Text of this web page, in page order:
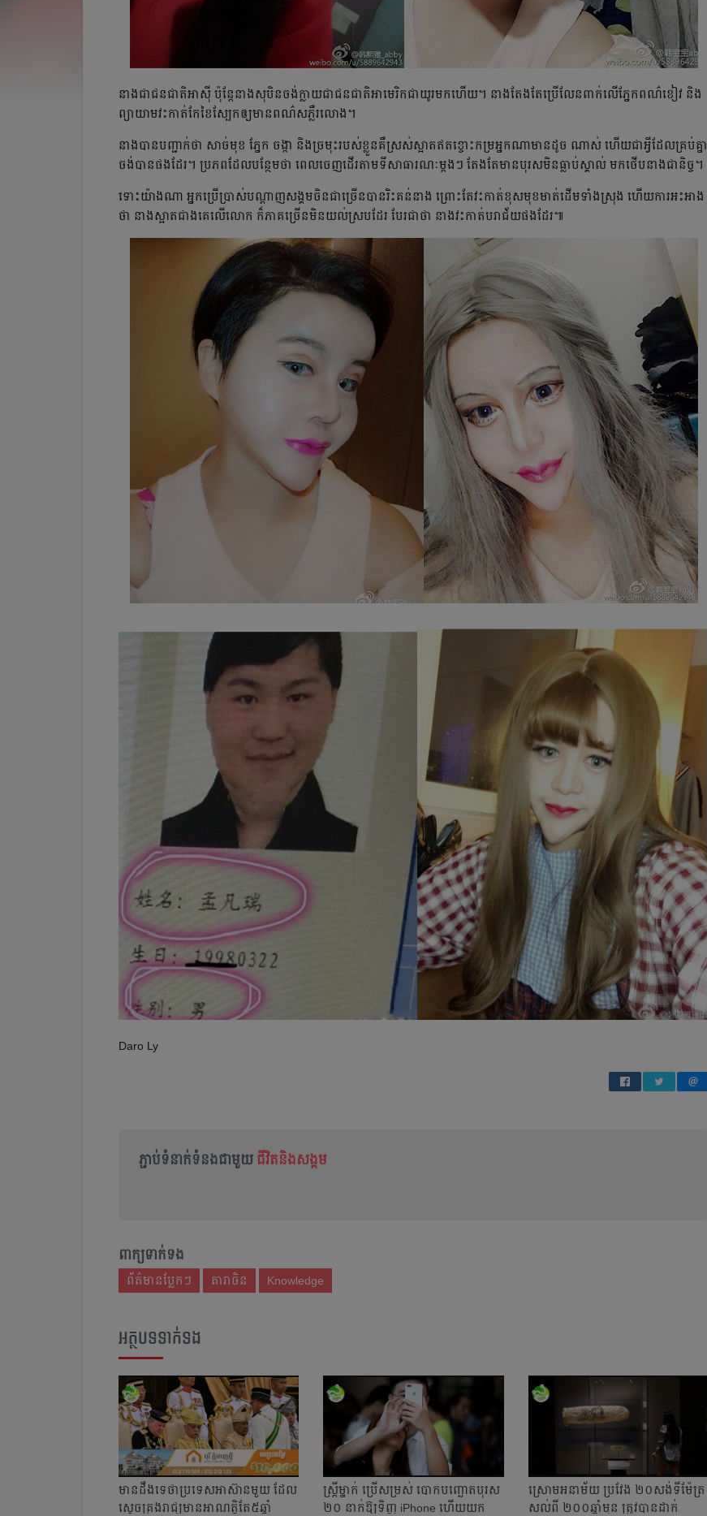
នាង​ជា​ជន​ជាតិ​​អាស៊ី ប៉ុន្តែ​នាង​សុបិន​ចង់​ក្លាយ​​ជា​ជន​ជាតិ​អាមេរិក​ជា​យូរ​មក​ហើយ។​ នាង​តែង​តែ​​ប្រើ​លែន​ពាក់​​លើ​​ភ្នែក​ពណ៌​ខៀវ និង​
ព្យាយាម​វះកាត់​កែ​ខៃ​ស្បែក​ឲ្យ​មាន​ពណ៌​ស​ភ្លឺ​រលោង​។
នាង​បាន​បញ្ជាក់​ថា សាច់​មុខ ភ្នែក ចង្កា និង​ច្រមុះ​របស់​ខ្លួន​គឺ​ស្រស់​ស្អាត​ឥត​ខ្ចោះ​កម្រ​អ្នកណា​មាន​ដូច ណាស់ ហើយ​ជា​អ្វី​ដែល​គ្រប់​គ្នា​
ចង់​បាន​ផង​ដែរ។ ​ប្រភព​ដែល​បន្ថែម​ថា ​ពេល​ចេញ​ដើរ​តាម​ទី​សាធារណៈ​ម្ដង​ៗ តែង​តែ​មាន​បុរស​មិន​​ធ្លាប់​ស្គាល់​ មក​ថើប​នាង​ជា​និច្ច។
ទោះ​យ៉ាង​ណា អ្នក​ប្រើ​ប្រាស់​បណ្ដាញ​សង្គម​​ចិន​ជា​ច្រើន​បាន​រិះគន់​នាង ព្រោះ​តែ​វះកាត់​ខុស​មុខ​មាត់​ដើម​ទាំង​ស្រុង ហើយ​ការ​អះអាង​
ថា​ នាង​ស្អាត​ជាង​គេ​លើ​លោក ក៏​ភាគ​ច្រើន​មិន​យល់​ស្រប​ដែរ បែរ​ជា​ថា នាង​វះកាត់​បរាជ័យ​ផង​ដែរ៕
Daro Ly
ភ្ជាប់ទំនាក់ទំនងជាមួយ ជីវិតនិងសង្គម
ពាក្យទាក់ទង
ព័ត៌មានប្លែកៗ តារាចិន Knowledge
អត្ថបទទាក់ទង
មានដឹងទេថា​ប្រទេសអាស៊ានមួយ ដែល
ស្ដេចគ្រងរាជ្យមានអាណត្តិតែ៥ឆ្នាំ
ស្ត្រីម្នាក់ ប្រើសម្រស់ បោកបញ្ឆោតបុរស
២០ នាក់ឱ្យទិញ iPhone ហើយយក
ស្រោមអនាម័យ ប្រវែង ២០សង់ទីម៉ែត្រ
សល់ពី ២០០ឆ្នាំមុន ត្រូវបានដាក់